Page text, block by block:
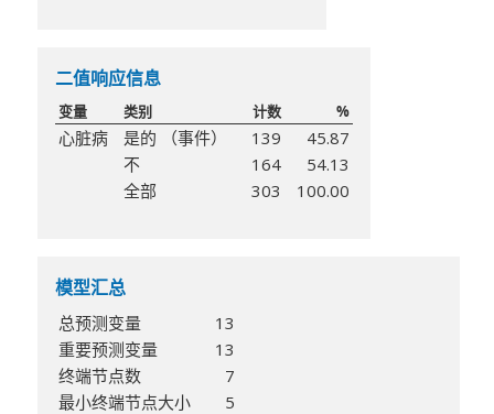
二值响应信息
变量 类别 计数 %
心脏病 是的 （事件） 139
45.87
不
164
54.13
全部
303 100.00
模型汇总
总预测变量
13
重要预测变量
13
终端节点数
7
最小终端节点大小
5